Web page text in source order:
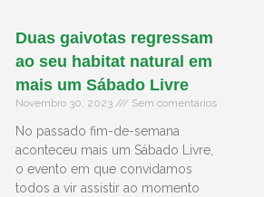
Duas gaivotas regressam
ao seu habitat natural em
mais um Sábado Livre
Novembro 30, 2023 Sem comentários
No passado fim-de-semana
aconteceu mais um Sábado Livre,
o evento em que convidamos
todos a vir assistir ao momento